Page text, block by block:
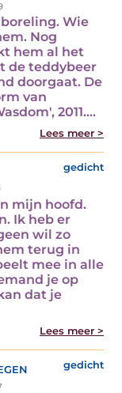
Wie
Nog
hem al het
de teddybeer
doorgaat. De
van
2011.…
Lees meer >
gedicht
mijn hoofd.
Ik heb er
wil zo
terug in
mee in alle
je op
dat je
Lees meer >
gedicht